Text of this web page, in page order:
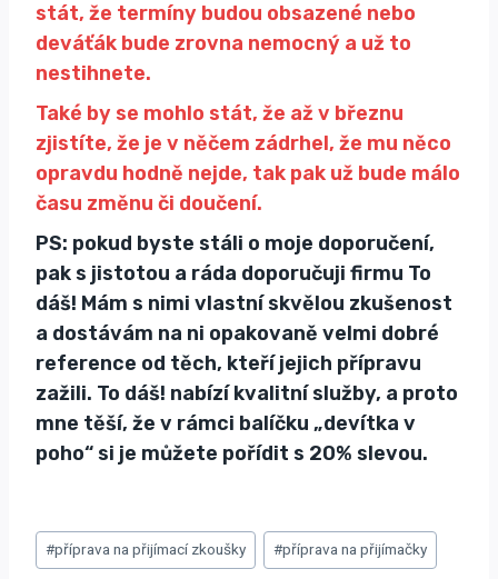
stát, že termíny budou obsazené nebo
deváťák bude zrovna nemocný a už to
nestihnete.
Také by se mohlo stát, že až v březnu
zjistíte, že je v něčem zádrhel, že mu něco
opravdu hodně nejde, tak pak už bude málo
času změnu či doučení.
PS: pokud byste stáli o moje doporučení,
pak s jistotou a ráda doporučuji firmu To
dáš! Mám s nimi vlastní skvělou zkušenost
a dostávám na ni opakovaně velmi dobré
reference od těch, kteří jejich přípravu
zažili. To dáš! nabízí kvalitní služby, a proto
mne těší, že v rámci balíčku „devítka v
poho“si je můžete pořídit s 20% slevou.
Štítky
příspěvků:
#příprava na přijímací zkoušky #příprava na přijímačky